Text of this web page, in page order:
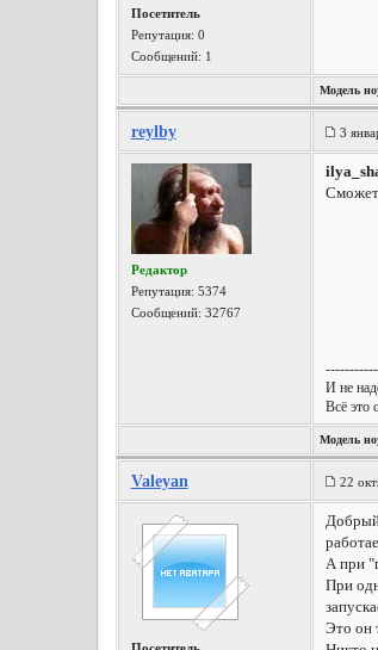
Посетитель
Репутация: 0
Сообщений: 1
Модель
reylby 3
Редактор
Репутация: 5374
Сообщений: 32767
И не
Всё это
Модель
Wireless,
Valeyan 22
Добрый
А при
При
Это он